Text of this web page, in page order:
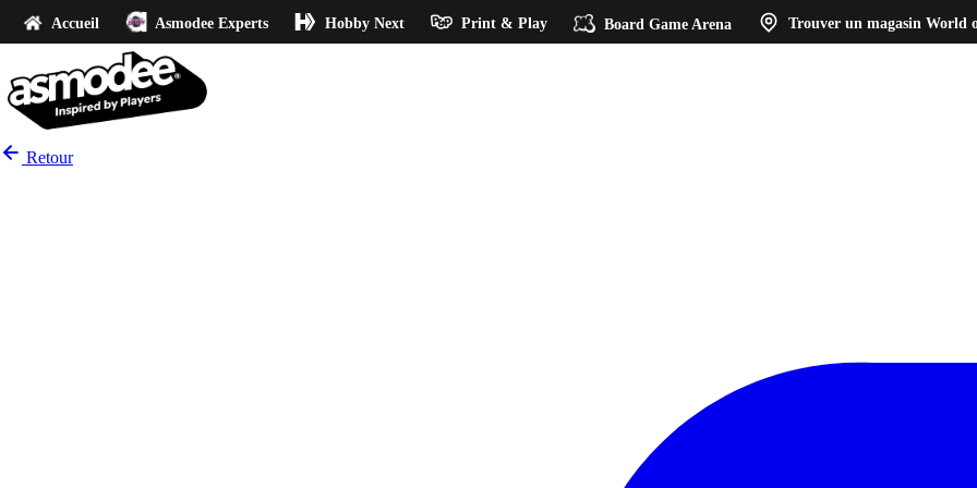
Accueil Asmodee Experts Hobby Next Print & Play Board Game Arena Trouver un magasin World
Retour